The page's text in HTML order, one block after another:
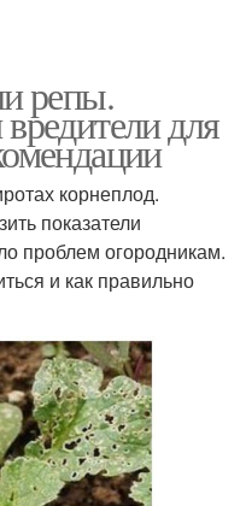
репы.
для
корнеплод.
показатели
проблем огородникам.
и как правильно